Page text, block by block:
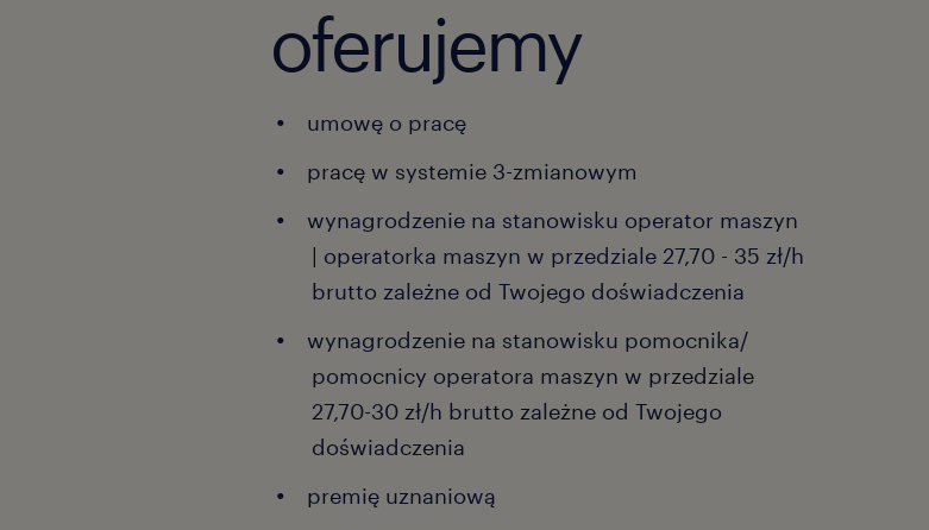
oferujemy
umowę o pracę
pracę w systemie 3-zmianowym
wynagrodzenie na stanowisku operator maszyn
| operatorka maszyn w przedziale 27,70 - 35 zł/h
brutto zależne od Twojego doświadczenia
wynagrodzenie na stanowisku pomocnika/
pomocnicy operatora maszyn w przedziale
27,70-30 zł/h brutto zależne od Twojego
doświadczenia
premię uznaniową